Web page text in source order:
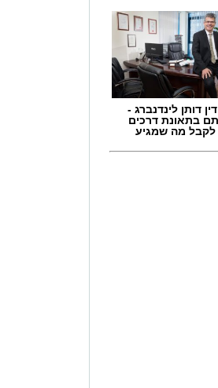
במוזיאון, לנהל
ופרויקטים ייחודיים
דותן לינדנברג -
בתאונת דרכים
לקבל מה שמגיע